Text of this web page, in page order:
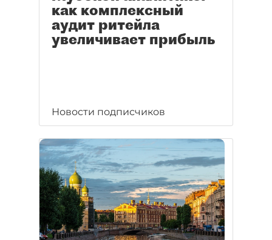
как комплексный
аудит ритейла
увеличивает прибыль
Новости подписчиков